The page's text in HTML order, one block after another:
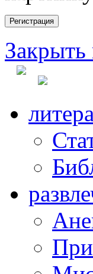
Закрыть